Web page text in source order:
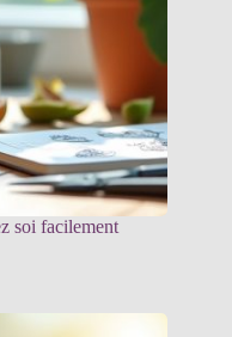
soi facilement